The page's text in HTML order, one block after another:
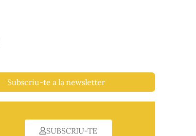
Subscriu-te a la newsletter
SUBSCRIU-TE